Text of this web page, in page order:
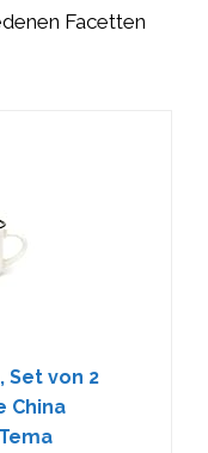
Facetten
Set von 2
China